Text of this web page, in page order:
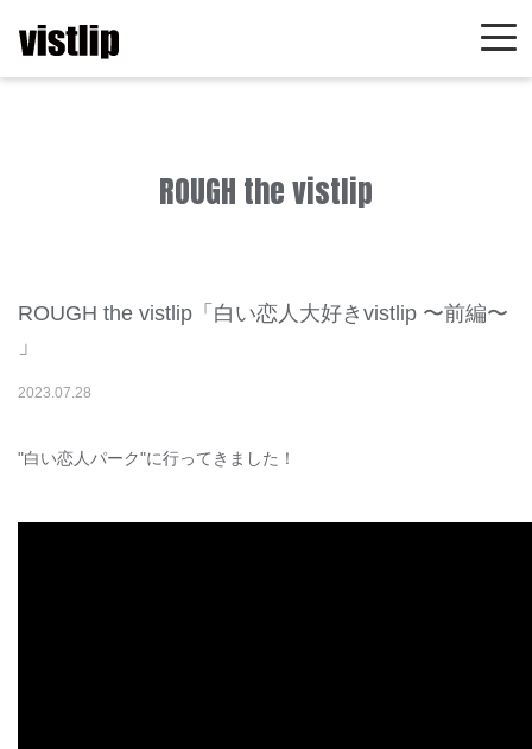
ROUGH the vistlip
ROUGH the vistlip「白い恋人大好きvistlip 〜前編〜
」
2023.07.28
"白い恋人パーク"に行ってきました！